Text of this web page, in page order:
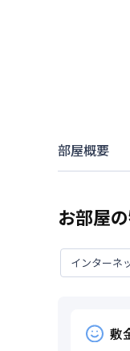
部屋概要
お部屋
インターネ
敷